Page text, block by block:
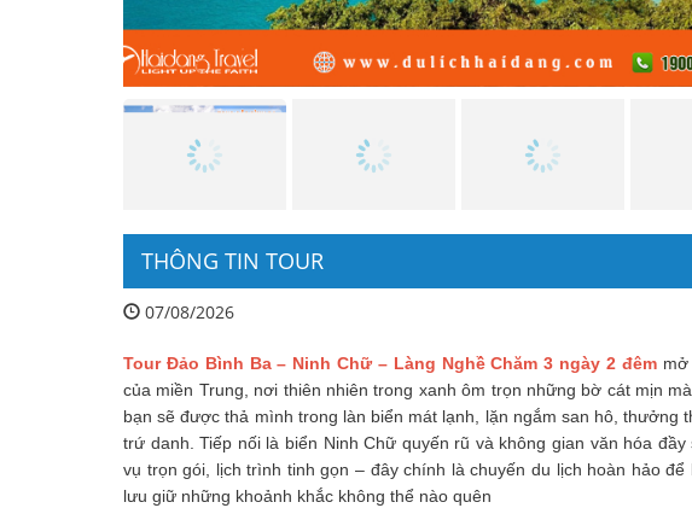
THÔNG TIN TOUR
07/08/2026
Tour Đảo Bình Ba – Ninh Chữ – Làng Nghề Chăm 3 ngày 2 đêmmở
của miền Trung, nơi thiên nhiên trong xanh ôm trọn những bờ cát mịn
bạn sẽ được thả mình trong làn biển mát lạnh, lặn ngắm san hô, thưởng
trứ danh. Tiếp nối là biển Ninh Chữ quyến rũ và không gian văn hóa
vụ trọn gói, lịch trình tinh gọn – đây chính là chuyến du lịch hoàn hảo
lưu giữ những khoảnh khắc không thể nào quên